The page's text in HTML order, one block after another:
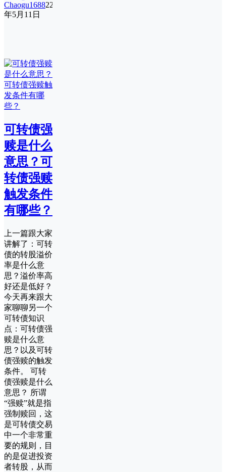
Chaogu168822
年5月11日
可转债强
赎是什么
意思？可
转债强赎
触发条件
有哪些？
上一篇跟大家
讲解了：可转
债的转股溢价
率是什么意
思？溢价率高
好还是低好？
今天再来跟大
家聊聊另一个
可转债知识
点：可转债强
赎是什么意
思？以及可转
债强赎的触发
条件。 可转
债强赎是什么
意思？ 所谓
“强赎”就是指
强制赎回，这
是可转债交易
中一个非常重
要的规则，目
的是促进投资
者转股，从而